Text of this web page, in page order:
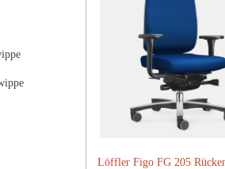
Löffler Figo FG 205